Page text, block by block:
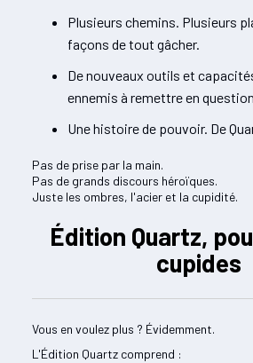
Plusieurs chemins. Plusieurs
façons de tout gâcher.
De nouveaux outils et
ennemis à remettre en
Une histoire de pouvoir. De
Pas de prise par la main.
Pas de grands discours héroïques.
Juste les ombres, l'acier et la cupidité.
Édition Quartz,
cupides
Vous en voulez plus ? Évidemment.
L'Édition Quartz comprend :